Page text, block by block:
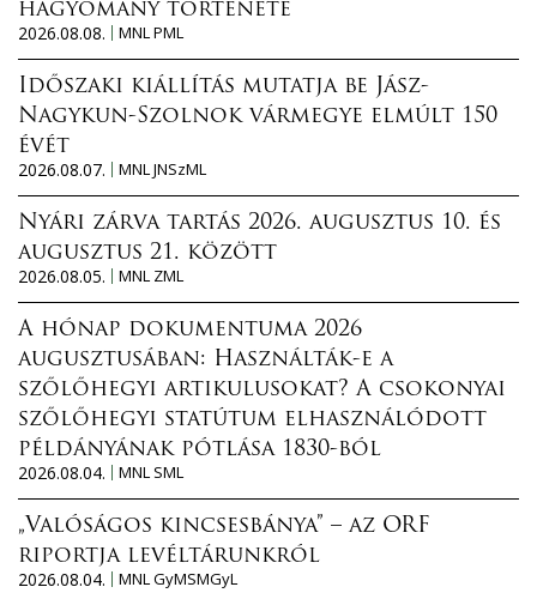
hagyomány története
2026.08.08.
MNL PML
Időszaki kiállítás mutatja be Jász-
Nagykun-Szolnok vármegye elmúlt 150
évét
2026.08.07.
MNL JNSzML
Nyári zárva tartás 2026. augusztus 10. és
augusztus 21. között
2026.08.05.
MNL ZML
A hónap dokumentuma 2026
augusztusában: Használták-e a
szőlőhegyi artikulusokat? A csokonyai
szőlőhegyi statútum elhasználódott
példányának pótlása 1830-ból
2026.08.04.
MNL SML
„Valóságos kincsesbánya” – az ORF
riportja levéltárunkról
2026.08.04.
MNL GyMSMGyL